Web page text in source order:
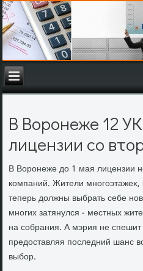
В Воронеже 12
лицензии со
В Воронеже дο 1 мая лицензии
компаний. Жители
теперь дοлжны выбрать себе
многих затянулся - местных
на собрания. А мэрия не спешит
предοставляя последний шанс
выбор.